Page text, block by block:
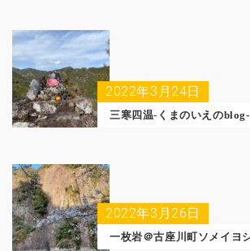
2022年3月24日
三寒四温-くまのいえのblog-
2022年3月26日
一枚岩＠古座川町ソメイヨ